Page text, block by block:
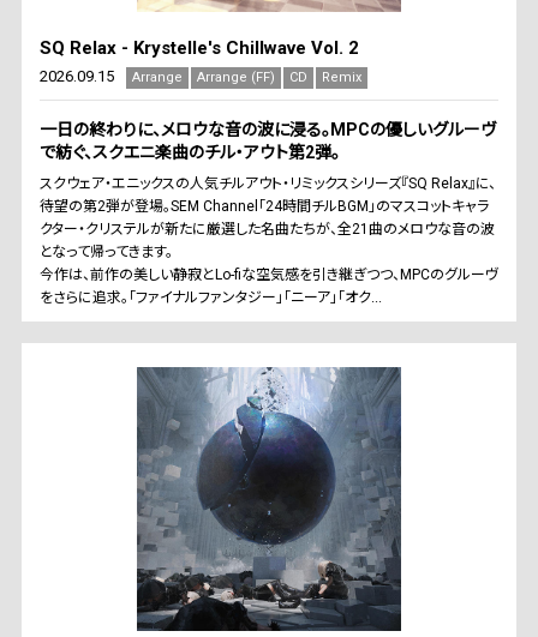
SQ Relax - Krystelle's Chillwave Vol. 2
2026.09.15 Arrange Arrange (FF) CD Remix
一日の終わりに、メロウな音の波に浸る。MPCの優しいグルーヴ
で紡ぐ、スクエニ楽曲のチル・アウト第2弾。
スクウェア・エニックスの人気チルアウト・リミックスシリーズ『SQ Relax』に、
待望の第2弾が登場。SEM Channel「24時間チルBGM」のマスコットキャラ
クター・クリステルが新たに厳選した名曲たちが、全21曲のメロウな音の波
となって帰ってきます。
今作は、前作の美しい静寂とLo-fiな空気感を引き継ぎつつ、MPCのグルーヴ
をさらに追求。「ファイナルファンタジー」「ニーア」「オク...